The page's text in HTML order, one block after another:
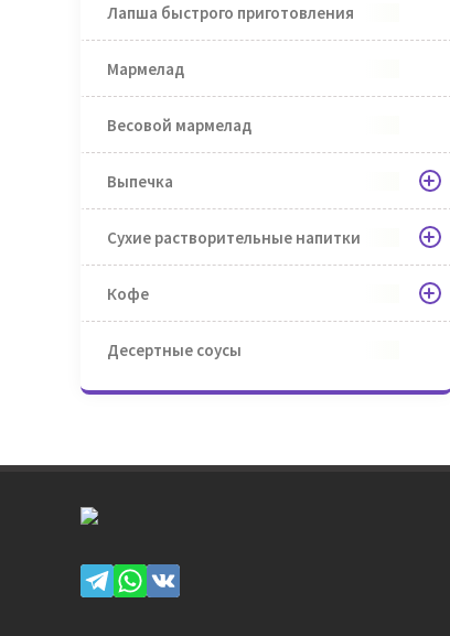
Лапша быстрого приготовления
Мармелад
Весовой мармелад
Выпечка
Сухие растворительные напитки
Кофе
Десертные соусы